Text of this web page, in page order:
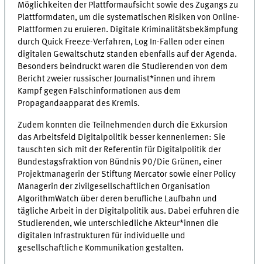
Möglichkeiten der Plattformaufsicht sowie des Zugangs zu
Plattformdaten, um die systematischen Risiken von Online-
Plattformen zu eruieren. Digitale Kriminalitätsbekämpfung
durch Quick Freeze-Verfahren, Log In-Fallen oder einen
digitalen Gewaltschutz standen ebenfalls auf der Agenda.
Besonders beindruckt waren die Studierenden von dem
Bericht zweier russischer Journalist*innen und ihrem
Kampf gegen Falschinformationen aus dem
Propagandaapparat des Kremls.
Zudem konnten die Teilnehmenden durch die Exkursion
das Arbeitsfeld Digitalpolitik besser kennenlernen: Sie
tauschten sich mit der Referentin für Digitalpolitik der
Bundestagsfraktion von Bündnis 90/Die Grünen, einer
Projektmanagerin der Stiftung Mercator sowie einer Policy
Managerin der zivilgesellschaftlichen Organisation
AlgorithmWatch über deren berufliche Laufbahn und
tägliche Arbeit in der Digitalpolitik aus. Dabei erfuhren die
Studierenden, wie unterschiedliche Akteur*innen die
digitalen Infrastrukturen für individuelle und
gesellschaftliche Kommunikation gestalten.